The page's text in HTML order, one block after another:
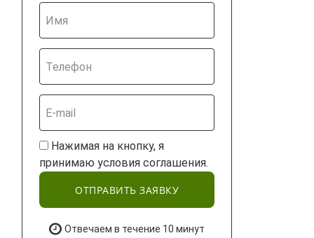
Нажимая на кнопку, я
принимаю условия соглашения.
ОТПРАВИТЬ ЗАЯВКУ
Отвечаем в течение 10 минут